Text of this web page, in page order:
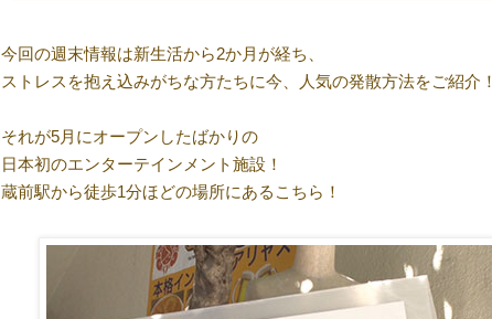
今回の週末情報は新生活から2か月が経ち、
ストレスを抱え込みがちな方たちに今、人気の発散方法をご紹介！
それが5月にオープンしたばかりの
日本初のエンターテインメント施設！
蔵前駅から徒歩1分ほどの場所にあるこちら！